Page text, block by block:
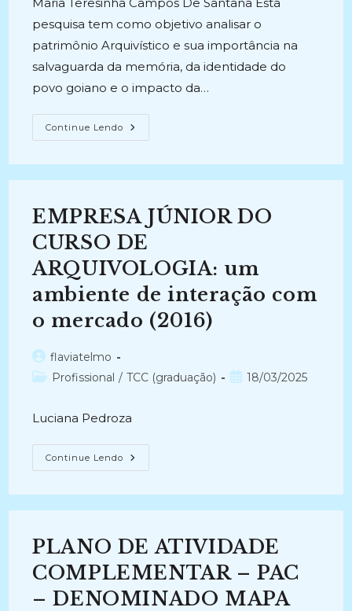
pesquisa tem como objetivo analisar o
patrimônio Arquivístico e sua importância na
salvaguarda da memória, da identidade do
povo goiano e o impacto da…
Continue Lendo PATRIMÔNIO
ARQUIVÍSTICO
ESTADO
GOIÁS:
Estudos
E
Tendências
(2015)
EMPRESA JÚNIOR DO
CURSO DE
ARQUIVOLOGIA: um
ambiente de interação com
o mercado (2016)
Autor
do
flaviatelmo
Categoria
Profissional / TCC (graduação)
Post18/03/2025
Luciana Pedroza
Continue Lendo EMPRESA
JÚNIOR
ARQUIVOLOGIA:
De
Interação
Com
O
Mercado
(2016)
PLANO DE ATIVIDADE
COMPLEMENTAR – PAC
– DENOMINADO MAPA